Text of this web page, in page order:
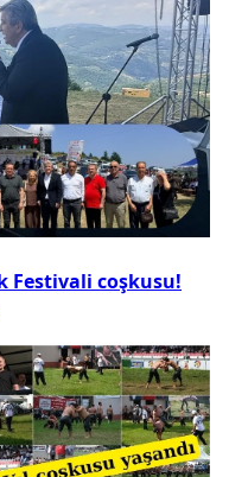
Festivali coşkusu!